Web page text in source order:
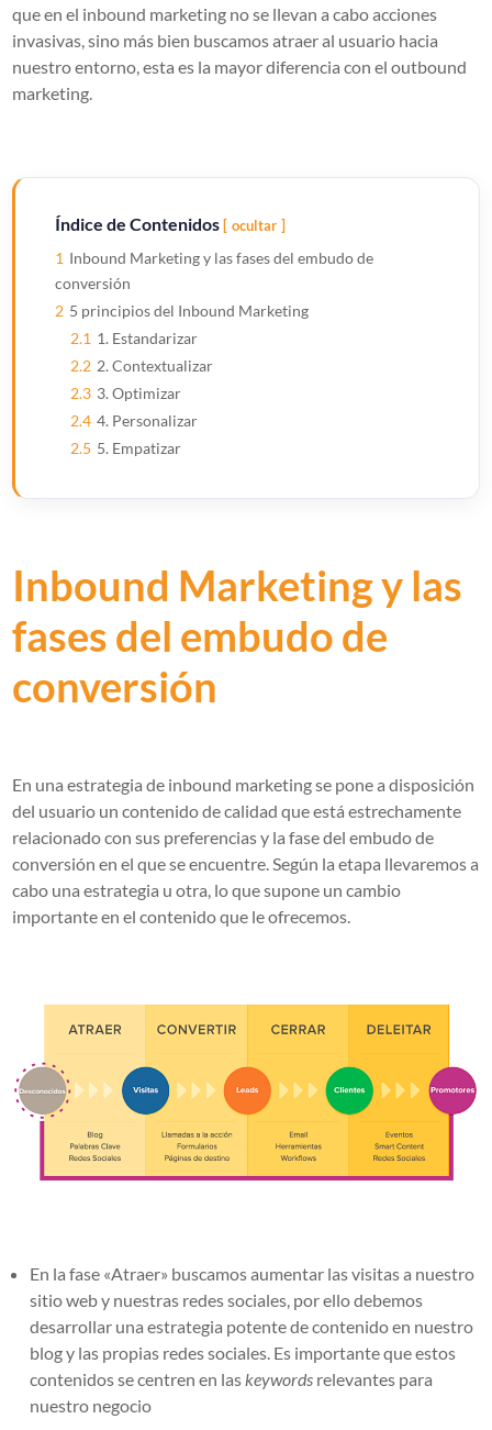
que en el inbound marketing no se llevan a cabo acciones
invasivas, sino más bien buscamos atraer al usuario hacia
nuestro entorno, esta es la mayor diferencia con el outbound
marketing.
Índice de Contenidos ocultar
1 Inbound Marketing y las fases del embudo de
conversión
2 5 principios del Inbound Marketing
2.1 1. Estandarizar
2.2 2. Contextualizar
2.3 3. Optimizar
2.4 4. Personalizar
2.5 5. Empatizar
Inbound Marketing y las
fases del embudo de
conversión
En una estrategia de inbound marketing se pone a disposición
del usuario un contenido de calidad que está estrechamente
relacionado con sus preferencias y la fase del embudo de
conversión en el que se encuentre. Según la etapa llevaremos a
cabo una estrategia u otra, lo que supone un cambio
importante en el contenido que le ofrecemos.
En la fase «Atraer» buscamos aumentar las visitas a nuestro
sitio web y nuestras redes sociales, por ello debemos
desarrollar una estrategia potente de contenido en nuestro
blog y las propias redes sociales. Es importante que estos
contenidos se centren en laskeywords relevantes para
nuestro negocio